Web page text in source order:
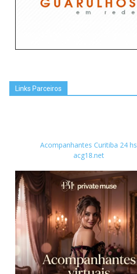
Links Parceiros
Acompanhantes Curitiba 24 hs
acg18.net